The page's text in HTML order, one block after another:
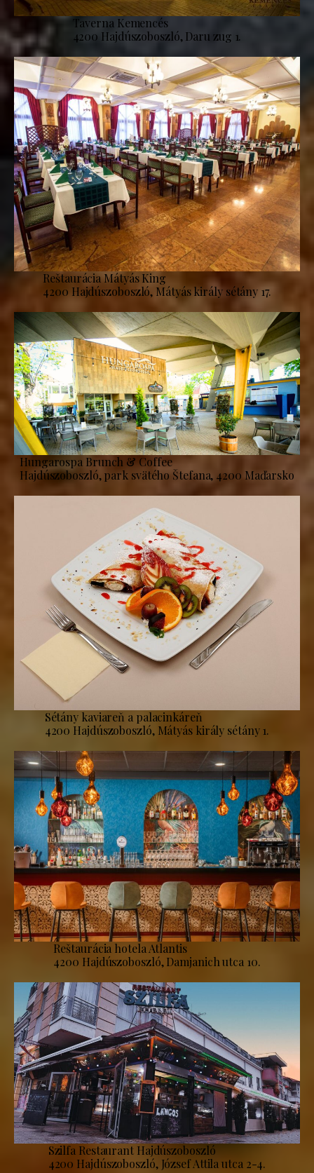
Taverna Kemencés
4200 Hajdúszoboszló, Daru zug 1.
Reštaurácia Mátyás King
4200 Hajdúszoboszló, Mátyás király sétány 17.
Hungarospa Brunch & Coffee
Hajdúszoboszló, park svätého Štefana, 4200 Maďarsko
Sétány kaviareň a palacinkáreň
4200 Hajdúszoboszló, Mátyás király sétány 1.
Reštaurácia hotela Atlantis
4200 Hajdúszoboszló, Damjanich utca 10.
Szilfa Restaurant Hajdúszoboszló
4200 Hajdúszoboszló, József Attila utca 2-4.